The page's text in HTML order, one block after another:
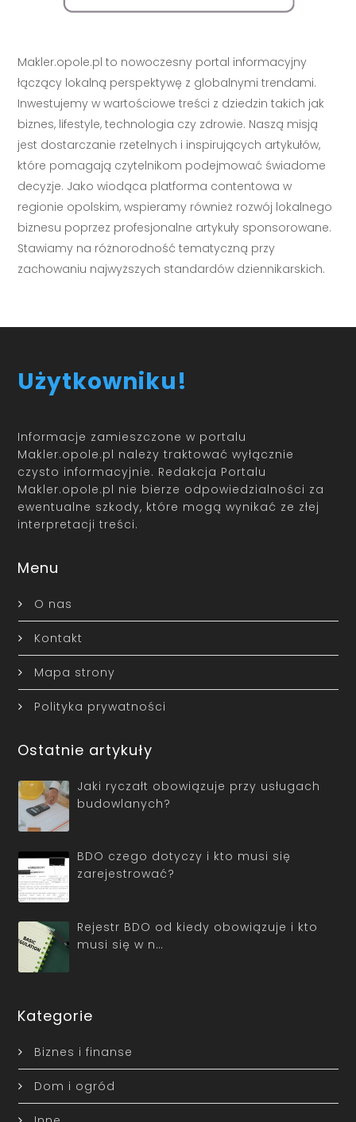
Makler.opole.pl to nowoczesny portal informacyjny
łączący lokalną perspektywę z globalnymi trendami.
Inwestujemy w wartościowe treści z dziedzin takich jak
biznes, lifestyle, technologia czy zdrowie. Naszą misją
jest dostarczanie rzetelnych i inspirujących artykułów,
które pomagają czytelnikom podejmować świadome
decyzje. Jako wiodąca platforma contentowa w
regionie opolskim, wspieramy również rozwój lokalnego
biznesu poprzez profesjonalne artykuły sponsorowane.
Stawiamy na różnorodność tematyczną przy
zachowaniu najwyższych standardów dziennikarskich.
Użytkowniku!
Informacje zamieszczone w portalu
Makler.opole.pl należy traktować wyłącznie
czysto informacyjnie. Redakcja Portalu
Makler.opole.pl nie bierze odpowiedzialności za
ewentualne szkody, które mogą wynikać ze złej
interpretacji treści.
Menu
O nas
Kontakt
Mapa strony
Polityka prywatności
Ostatnie artykuły
Jaki ryczałt obowiązuje przy usługach
budowlanych?
BDO czego dotyczy i kto musi się
zarejestrować?
Rejestr BDO od kiedy obowiązuje i kto
musi się w n…
Kategorie
Biznes i finanse
Dom i ogród